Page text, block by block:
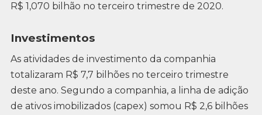
R$ 1,070 bilhão no terceiro trimestre de 2020.
Investimentos
As atividades de investimento da companhia
totalizaram R$ 7,7 bilhões no terceiro trimestre
deste ano. Segundo a companhia, a linha de adição
de ativos imobilizados (capex) somou R$ 2,6 bilhões